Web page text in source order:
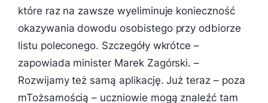
które raz na zawsze wyeliminuje konieczność
okazywania dowodu osobistego przy odbiorze
listu poleconego. Szczegóły wkrótce –
zapowiada minister Marek Zagórski. –
Rozwijamy też samą aplikację. Już teraz – poza
mTożsamością – uczniowie mogą znaleźć tam